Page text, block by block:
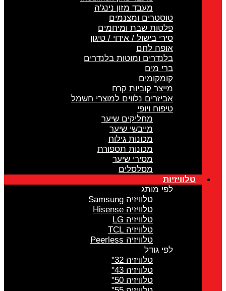
מעבד מזון נינג'ה
טוסטרים ומצנמים
פלטות שבת ומיחמים
סירי בישול / אידוי / טיגון
אופה לחם
בלנדרים ומוטות בלנדרים
ברי מים
קומקומים
מייצר קוביות קרח
אביזרים נלווים למוצרי חשמל
טיפוח ויופי
מחליקים שיער
מייבשי שיער
מכונות גילוח
מכונות תספורת
מסירי שיער
מסלסלים
טלוויזיות
לפי מותג
טלוויזיה Samsung
טלוויזיה Hisense
טלוויזיה LG
טלוויזיה TCL
טלוויזיה Peerless
לפי גודל
טלוויזיה 32"
טלוויזיה 43"
טלוויזיה 50"